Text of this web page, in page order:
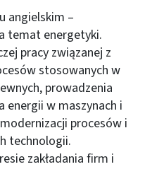
angielskim –
temat energetyki.
pracy związanej z
stosowanych w
prowadzenia
energii w maszynach i
procesów i
technologii.
zakładania firm i